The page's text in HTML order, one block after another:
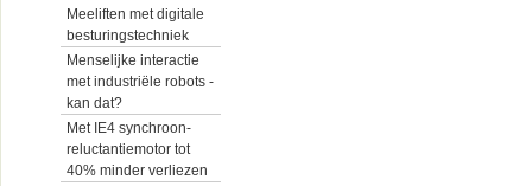
Meeliften met digitale
besturingstechniek
Menselijke interactie
met industriële robots -
kan dat?
Met IE4 synchroon-
reluctantiemotor tot
40% minder verliezen